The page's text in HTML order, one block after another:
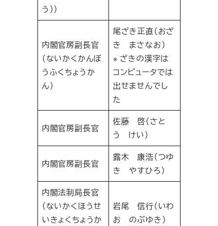
う））
内閣官房副長官
（ないかくかんぼ
うふくちょうか
ん）
尾ざき正直（おざ
き まさなお）
※ ざきの漢字は
コンピュータでは
出せませんでし
た
内閣官房副長官
佐藤 啓（さと
う けい）
内閣官房副長官
露木 康浩（つゆ
き やすひろ）
内閣法制局長官
（ないかくほうせ
いきょくちょうか
岩尾 信行（いわ
お のぶゆき）